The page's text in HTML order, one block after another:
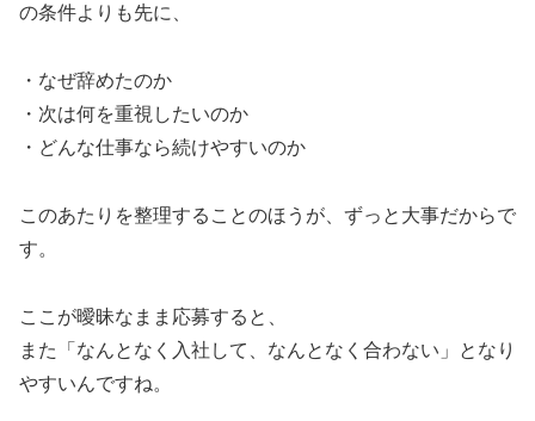
の条件よりも先に、
・なぜ辞めたのか
・次は何を重視したいのか
・どんな仕事なら続けやすいのか
このあたりを整理することのほうが、ずっと大事だからで
す。
ここが曖昧なまま応募すると、
また「なんとなく入社して、なんとなく合わない」となり
やすいんですね。